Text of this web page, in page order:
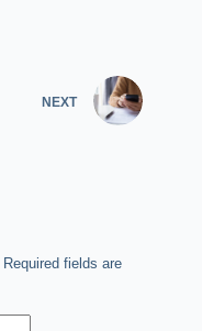
NEXT
Required fields are